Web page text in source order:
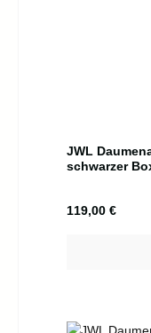
JWL
schwarzer
Regulärer Preis:
119,00 €